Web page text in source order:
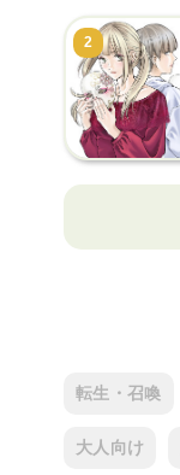
2
転生・召喚
大人向け